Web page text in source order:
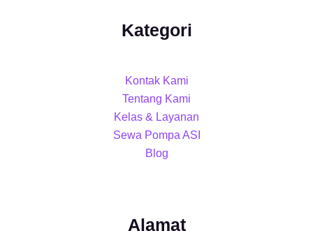
Kategori
Kontak Kami
Tentang Kami
Kelas & Layanan
Sewa Pompa ASI
Blog
Alamat